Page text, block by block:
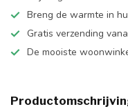
Breng de warmte in
Gratis verzending
De mooiste